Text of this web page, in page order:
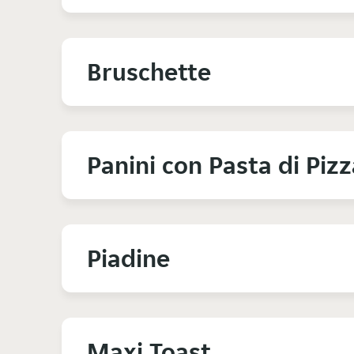
Bruschette
Panini con Pasta di
Piadine